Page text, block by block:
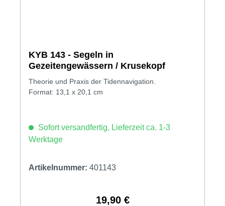
KYB 143 - Segeln in
Gezeitengewässern / Krusekopf
Theorie und Praxis der Tidennavigation.
Format: 13,1 x 20,1 cm
Sofort versandfertig, Lieferzeit ca. 1-3
Werktage
Artikelnummer: 401143
Regulärer Preis:
19,90 €